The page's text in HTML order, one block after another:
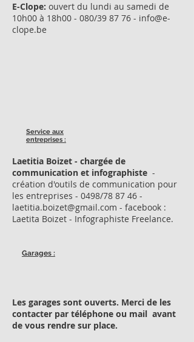
E-Clope: ouvert du lundi au samedi de
10h00 à 18h00 - 080/39 87 76 - info@e-
clope.be
Service aux
entreprises :
Laetitia Boizet - chargée de
communication et infographiste -
création d'outils de communication pour
les entreprises - 0498/78 87 46 -
laetitia.boizet@gmail.com - facebook :
Laetita Boizet - Infographiste Freelance.
Garages :
Les garages sont ouverts. Merci de les
contacter par téléphone ou mail avant
de vous rendre sur place.